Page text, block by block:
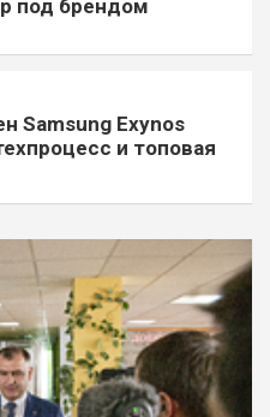
под брендом
Samsung Exynos
и топовая